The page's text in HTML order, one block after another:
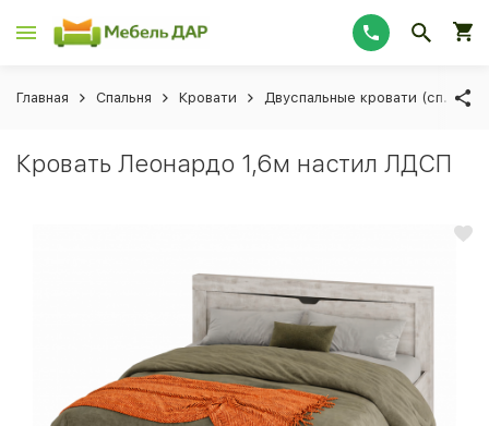
Главная Спальня Кровати Двуспальные кровати (сп.
Кровать Леонардо 1,6м настил ЛДСП